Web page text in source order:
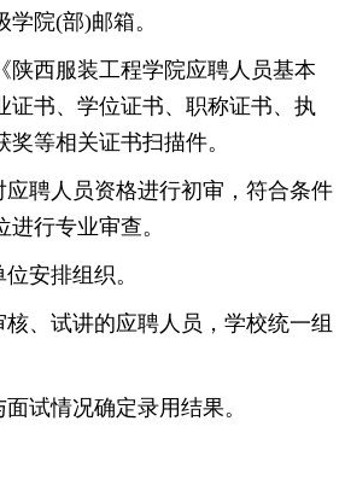
院(部)邮箱。
陕西服装工程学院应聘人员基本
证书、学位证书、职称证书、执
等相关证书扫描件。
聘人员资格进行初审，符合条件
行专业审查。
安排组织。
、试讲的应聘人员，学校统一组
试情况确定录用结果。